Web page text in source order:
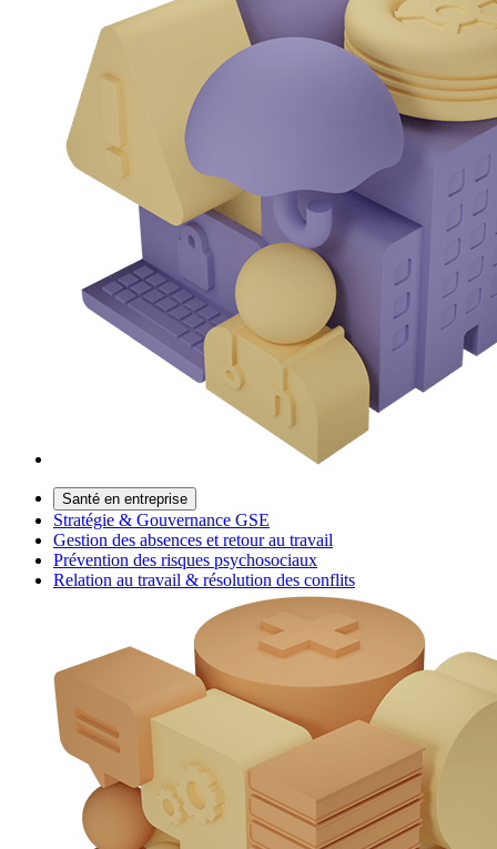
Santé en entreprise
Stratégie & Gouvernance GSE
Gestion des absences et retour au travail
Prévention des risques psychosociaux
Relation au travail & résolution des conflits